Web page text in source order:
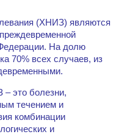
(ХНИЗ) являются
На долю
70% всех случаев, из
это болезни,
течением и
комбинации
и